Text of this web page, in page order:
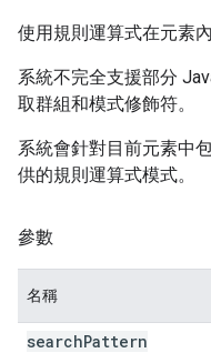
使用規則運算式在元素
系統不完全支援部分
取群組和模式修飾符。
系統會針對目前元素中
供的規則運算式模式。
參數
名稱
searchPattern